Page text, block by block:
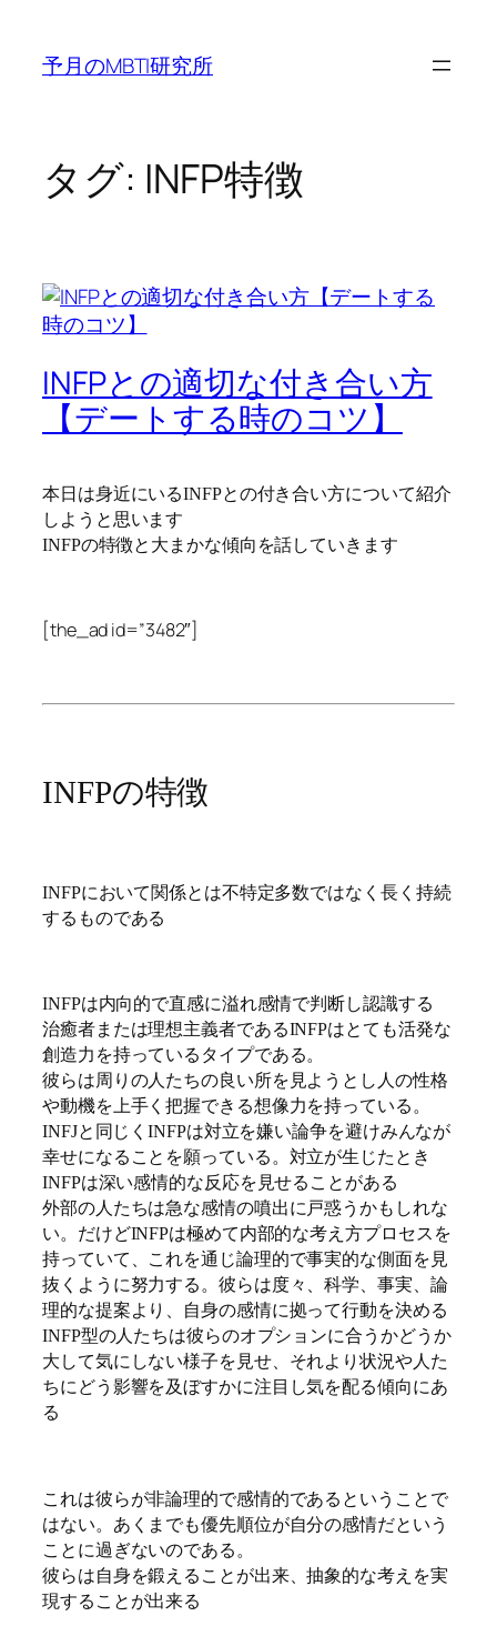
予月のMBTI研究所
タグ: INFP特徴
INFPとの適切な付き合い方
【デートする時のコツ】
本日は身近にいるINFPとの付き合い方について紹介
しようと思います
INFPの特徴と大まかな傾向を話していきます
[the_ad id=”3482″]
INFPの特徴
INFPにおいて関係とは不特定多数ではなく長く持続
するものである
INFPは内向的で直感に溢れ感情で判断し認識する
治癒者または理想主義者であるINFPはとても活発な
創造力を持っているタイプである。
彼らは周りの人たちの良い所を見ようとし人の性格
や動機を上手く把握できる想像力を持っている。
INFJと同じくINFPは対立を嫌い論争を避けみんなが
幸せになることを願っている。対立が生じたとき
INFPは深い感情的な反応を見せることがある
外部の人たちは急な感情の噴出に戸惑うかもしれな
い。だけどINFPは極めて内部的な考え方プロセスを
持っていて、これを通じ論理的で事実的な側面を見
抜くように努力する。彼らは度々、科学、事実、論
理的な提案より、自身の感情に拠って行動を決める
INFP型の人たちは彼らのオプションに合うかどうか
大して気にしない様子を見せ、それより状況や人た
ちにどう影響を及ぼすかに注目し気を配る傾向にあ
る
これは彼らが非論理的で感情的であるということで
はない。あくまでも優先順位が自分の感情だという
ことに過ぎないのである。
彼らは自身を鍛えることが出来、抽象的な考えを実
現することが出来る